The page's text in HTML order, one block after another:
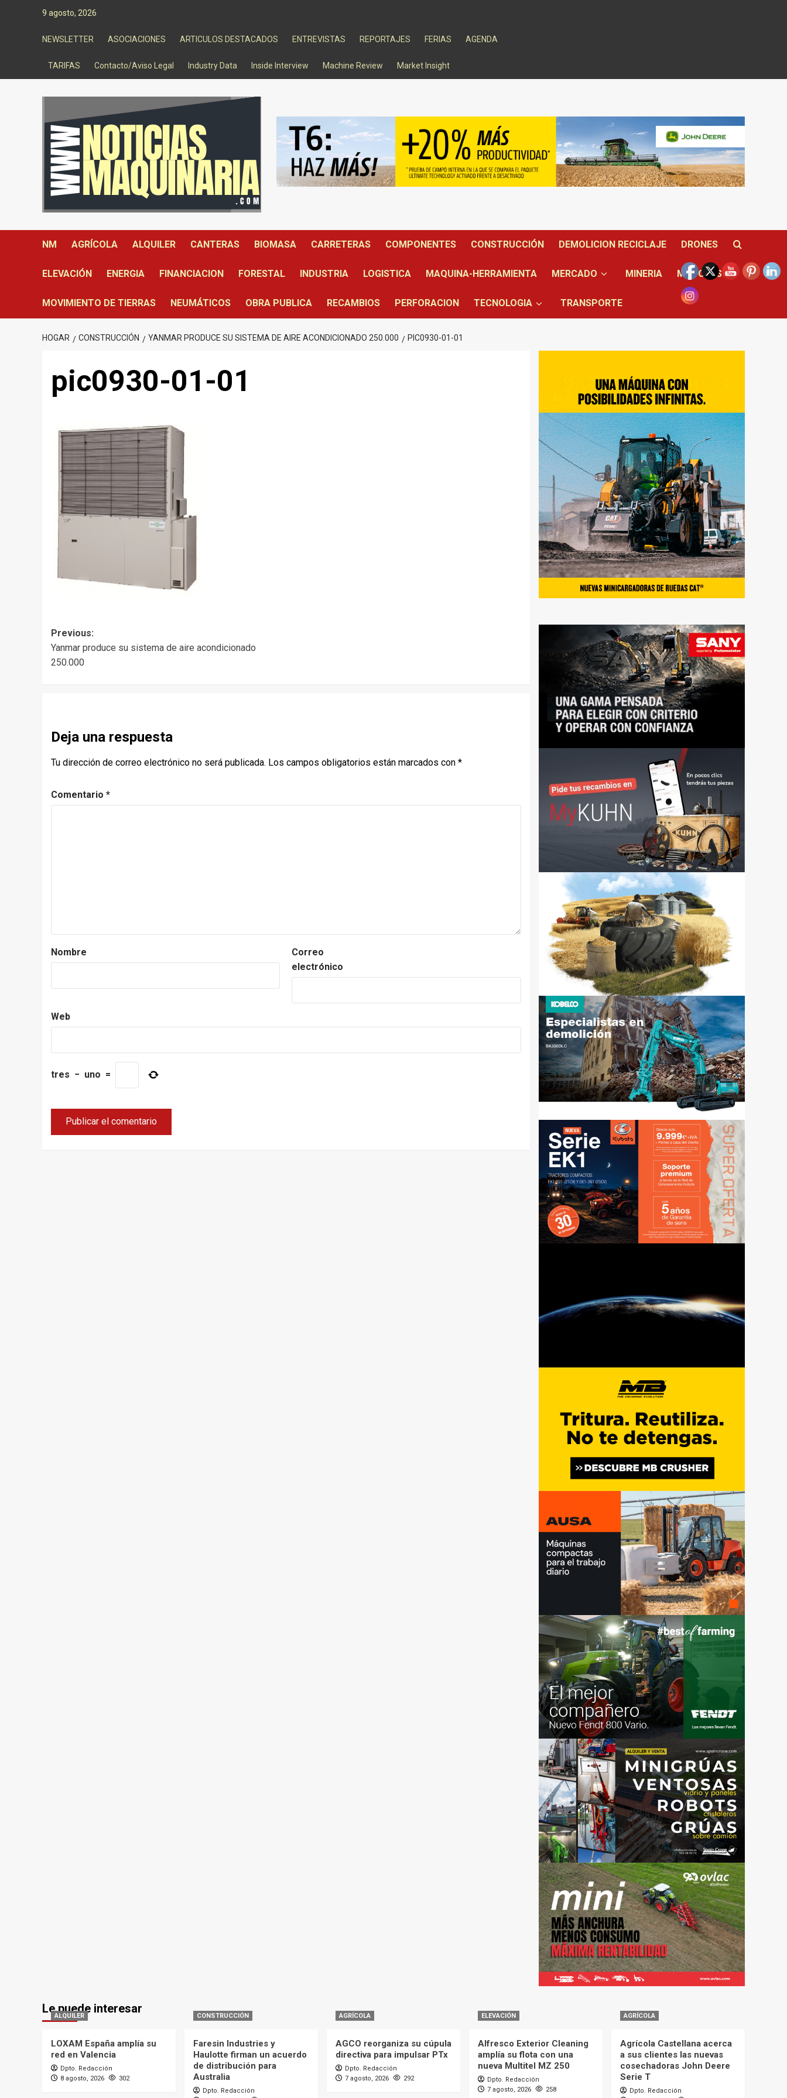
9 agosto, 2026
NEWSLETTER ASOCIACIONES ARTICULOS DESTACADOS ENTREVISTAS REPORTAJES FERIAS AGENDA
TARIFAS Contacto/Aviso Legal Industry Data Inside Interview Machine Review Market Insight
NM AGRÍCOLA ALQUILER CANTERAS BIOMASA CARRETERAS COMPONENTES CONSTRUCCIÓN DEMOLICION RECICLAJE DRONES
ELEVACIÓN ENERGIA FINANCIACION FORESTAL INDUSTRIA LOGISTICA MAQUINA-HERRAMIENTA MERCADO MINERIA MOTORES
MOVIMIENTO DE TIERRAS NEUMÁTICOS OBRA PUBLICA RECAMBIOS PERFORACION TECNOLOGIA TRANSPORTE
HOGAR CONSTRUCCIÓN YANMAR PRODUCE SU SISTEMA DE AIRE ACONDICIONADO 250.000 PIC0930-01-01
pic0930-01-01
Post
navigation
Previous:
Yanmar produce su sistema de aire acondicionado
250.000
Deja una respuesta
Tu dirección de correo electrónico no será publicada. Los campos obligatorios están marcados con *
Comentario *
Nombre
Correo
electrónico
Web
tres − uno =
Le puede interesar
ALQUILER
LOXAM España amplía su
red en Valencia
Dpto. Redacción
8 agosto, 2026
302
CONSTRUCCIÓN
Faresin Industries y
Haulotte firman un acuerdo
de distribución para
Australia
Dpto. Redacción
AGRÍCOLA
AGCO reorganiza su cúpula
directiva para impulsar PTx
Dpto. Redacción
7 agosto, 2026
292
ELEVACIÓN
Alfresco Exterior Cleaning
amplía su flota con una
nueva Multitel MZ 250
Dpto. Redacción
7 agosto, 2026
258
AGRÍCOLA
Agrícola Castellana acerca
a sus clientes las nuevas
cosechadoras John Deere
Serie T
Dpto. Redacción